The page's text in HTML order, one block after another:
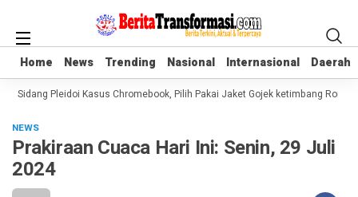
Home News Trending Nasional Internasional Daerah
Home News Trending Nasional Internasional Daerah
Pleidoi Kasus Chromebook, Pilih Pakai Jaket Gojek ketimbang Rompi
NEWS
Prakiraan Cuaca Hari Ini: Senin, 29 Juli
2024